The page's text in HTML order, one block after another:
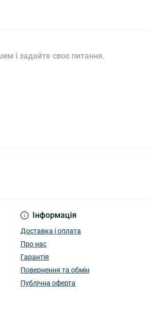
і задайте своє питання.
Інформація
Доставка і оплата
Про нас
Гарантія
Повернення та обмін
Публічна оферта